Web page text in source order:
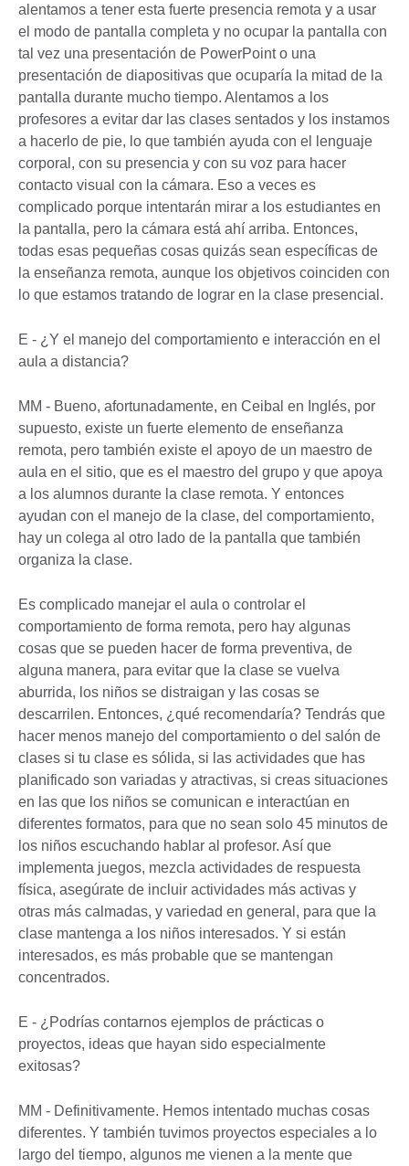
alentamos a tener esta fuerte presencia remota y a usar
el modo de pantalla completa y no ocupar la pantalla con
tal vez una presentación de PowerPoint o una
presentación de diapositivas que ocuparía la mitad de la
pantalla durante mucho tiempo. Alentamos a los
profesores a evitar dar las clases sentados y los instamos
a hacerlo de pie, lo que también ayuda con el lenguaje
corporal, con su presencia y con su voz para hacer
contacto visual con la cámara. Eso a veces es
complicado porque intentarán mirar a los estudiantes en
la pantalla, pero la cámara está ahí arriba. Entonces,
todas esas pequeñas cosas quizás sean específicas de
la enseñanza remota, aunque los objetivos coinciden con
lo que estamos tratando de lograr en la clase presencial.
E - ¿Y el manejo del comportamiento e interacción en el
aula a distancia?
MM - Bueno, afortunadamente, en Ceibal en Inglés, por
supuesto, existe un fuerte elemento de enseñanza
remota, pero también existe el apoyo de un maestro de
aula en el sitio, que es el maestro del grupo y que apoya
a los alumnos durante la clase remota. Y entonces
ayudan con el manejo de la clase, del comportamiento,
hay un colega al otro lado de la pantalla que también
organiza la clase.
Es complicado manejar el aula o controlar el
comportamiento de forma remota, pero hay algunas
cosas que se pueden hacer de forma preventiva, de
alguna manera, para evitar que la clase se vuelva
aburrida, los niños se distraigan y las cosas se
descarrilen. Entonces, ¿qué recomendaría? Tendrás que
hacer menos manejo del comportamiento o del salón de
clases si tu clase es sólida, si las actividades que has
planificado son variadas y atractivas, si creas situaciones
en las que los niños se comunican e interactúan en
diferentes formatos, para que no sean solo 45 minutos de
los niños escuchando hablar al profesor. Así que
implementa juegos, mezcla actividades de respuesta
física, asegúrate de incluir actividades más activas y
otras más calmadas, y variedad en general, para que la
clase mantenga a los niños interesados. Y si están
interesados, es más probable que se mantengan
concentrados.
E - ¿Podrías contarnos ejemplos de prácticas o
proyectos, ideas que hayan sido especialmente
exitosas?
MM - Definitivamente. Hemos intentado muchas cosas
diferentes. Y también tuvimos proyectos especiales a lo
largo del tiempo, algunos me vienen a la mente que